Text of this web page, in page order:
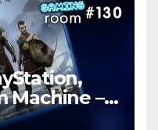
Machine –